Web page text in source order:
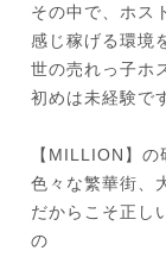
その中で、ホス
感じ稼げる環境
世の売れっ子ホ
初めは未経験で
【MILLION】
色々な繁華街、
だからこそ正し
の